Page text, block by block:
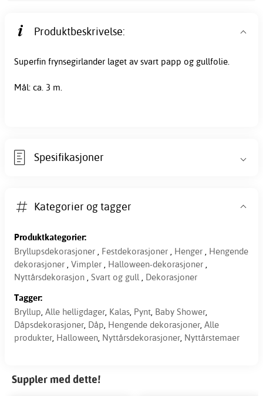
Produktbeskrivelse:
Superfin frynsegirlander laget av svart papp og gullfolie.
Mål: ca. 3 m.
Spesifikasjoner
Kategorier og tagger
Produktkategorier:
Bryllupsdekorasjoner , Festdekorasjoner , Henger , Hengende
dekorasjoner , Vimpler , Halloween-dekorasjoner ,
Nyttårsdekorasjon , Svart og gull , Dekorasjoner
Tagger:
Bryllup, Alle helligdager, Kalas, Pynt, Baby Shower,
Dåpsdekorasjoner, Dåp, Hengende dekorasjoner, Alle
produkter, Halloween, Nyttårsdekorasjoner, Nyttårstemaer
Suppler med dette!